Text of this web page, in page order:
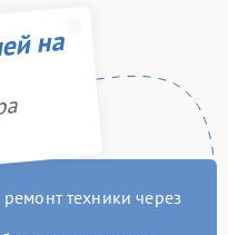
на
техники через